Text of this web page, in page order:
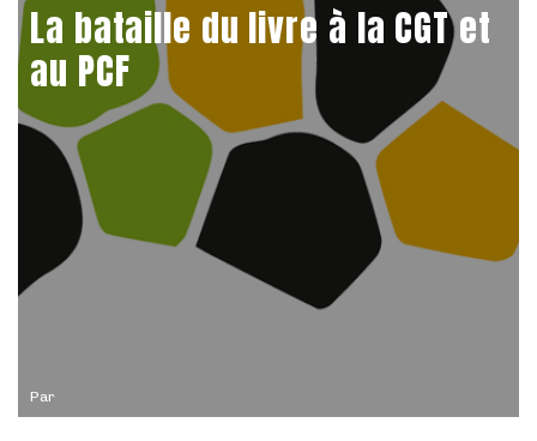
Par
La bataille du livre à la CGT et
au PCF